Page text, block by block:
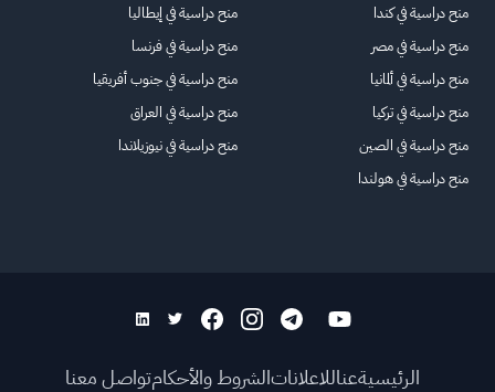
منح دراسية في كندا
منح دراسية في مصر
منح دراسية في ألمانيا
منح دراسية في تركيا
منح دراسية في الصين
منح دراسية في هولندا
منح دراسية في إيطاليا
منح دراسية في فرنسا
منح دراسية في جنوب أفريقيا
منح دراسية في العراق
منح دراسية في نيوزيلاندا
الرئيسيةعناللاعلاناتالشروط والأحكامتواصل معنا